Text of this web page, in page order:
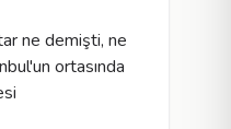
ne demişti, ne
ortasında